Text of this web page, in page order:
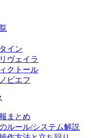
イン
ヴェイラ
クトール
ビエフ
まとめ
ルール/システム解説